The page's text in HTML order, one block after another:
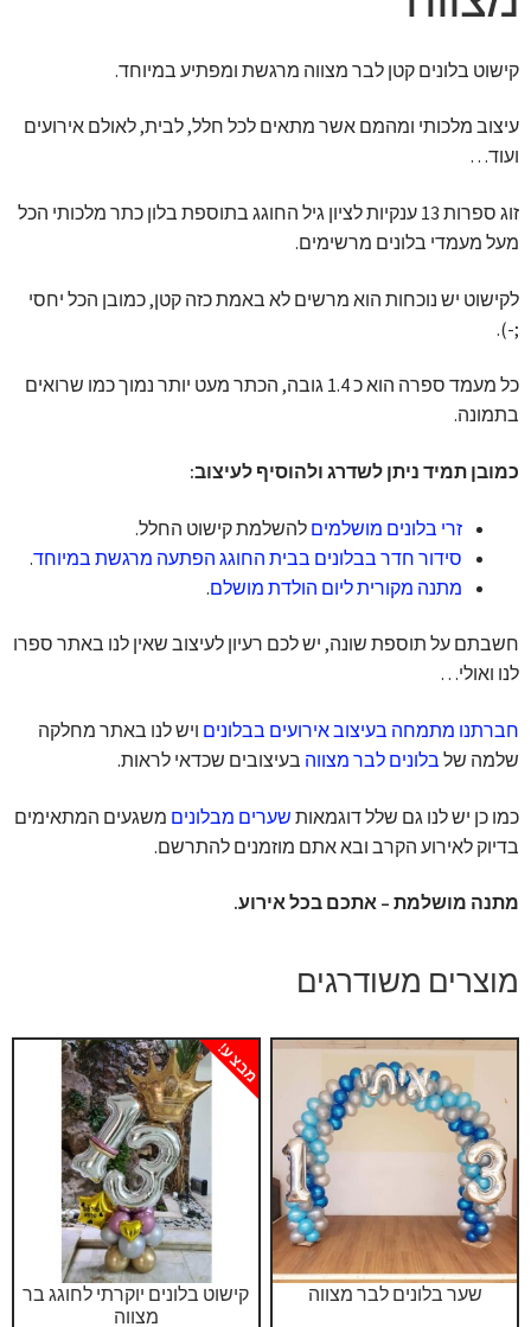
קישוט בלונים קטן לבר מצווה מרגשת ומפתיע במיוחד.
עיצוב מלכותי ומהמם אשר מתאים לכל חלל, לבית, לאולם אירועים
ועוד…
זוג ספרות 13 ענקיות לציון גיל החוגג בתוספת בלון כתר מלכותי הכל
מעל מעמדי בלונים מרשימים.
לקישוט יש נוכחות הוא מרשים לא באמת כזה קטן, כמובן הכל יחסי
;-).
כל מעמד ספרה הוא כ 1.4 גובה, הכתר מעט יותר נמוך כמו שרואים
בתמונה.
כמובן תמיד ניתן לשדרג ולהוסיף לעיצוב:
זרי בלונים מושלמים להשלמת קישוט החלל.
סידור חדר בבלונים בבית החוגג הפתעה מרגשת במיוחד.
מתנה מקורית ליום הולדת מושלם.
חשבתם על תוספת שונה, יש לכם רעיון לעיצוב שאין לנו באתר ספרו
לנו ואולי…
חברתנו מתמחה בעיצוב אירועים בבלונים ויש לנו באתר מחלקה
שלמה של בלונים לבר מצווה בעיצובים שכדאי לראות.
כמו כן יש לנו גם שלל דוגמאות שערים מבלונים משגעים המתאימים
בדיוק לאירוע הקרב ובא אתם מוזמנים להתרשם.
מתנה מושלמת – אתכם בכל אירוע.
מוצרים משודרגים
קישוט בלונים יוקרתי לחוגג בר
מצווה
מבצע!
שער בלונים לבר מצווה